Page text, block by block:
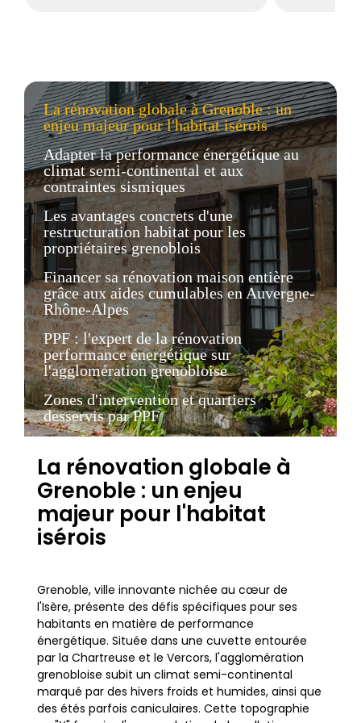
La rénovation globale à Grenoble : un
enjeu majeur pour l'habitat isérois
Adapter la performance énergétique au
climat semi-continental et aux
contraintes sismiques
Les avantages concrets d'une
restructuration habitat pour les
propriétaires grenoblois
Financer sa rénovation maison entière
grâce aux aides cumulables en Auvergne-
Rhône-Alpes
PPF : l'expert de la rénovation
performance énergétique sur
l'agglomération grenobloise
Zones d'intervention et quartiers
desservis par PPF
La rénovation globale à
Grenoble : un enjeu
majeur pour l'habitat
isérois
Grenoble, ville innovante nichée au cœur de
l'Isère, présente des défis spécifiques pour ses
habitants en matière de performance
énergétique. Située dans une cuvette entourée
par la Chartreuse et le Vercors, l'agglomération
grenobloise subit un climat semi-continental
marqué par des hivers froids et humides, ainsi que
des étés parfois caniculaires. Cette topographie